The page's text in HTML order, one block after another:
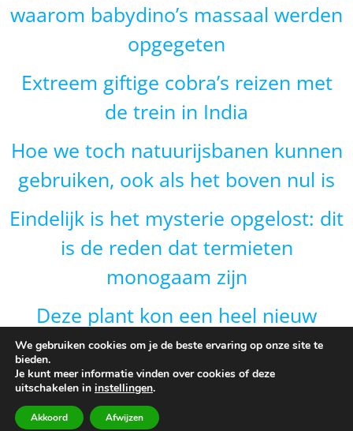
waarom babydino’s massaal werden
opgegeten
Extreem giftige cobra’s reizen met
de trein in India
Hoe we toch natuurijsbanen kunnen
gebruiken, ook als het boven nul is
Eindelijk is het mysterie opgelost: dit
is de reden dat termieten
monogaam zijn
Deze plant kon een heel nieuw
gebied veroveren door van vorm te
veranderen en dat is onverwacht
We gebruiken cookies om je de beste ervaring op onze site te
bieden.
Je kunt meer informatie vinden over cookies of deze
uitschakelen in instellingen.
Akkoord Afwijzen